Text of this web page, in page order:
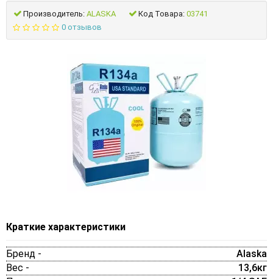
Производитель: ALASKA Код Товара: 03741
0 отзывов
Краткие характеристики
Бренд -
Alaska
Вес -
13,6кг